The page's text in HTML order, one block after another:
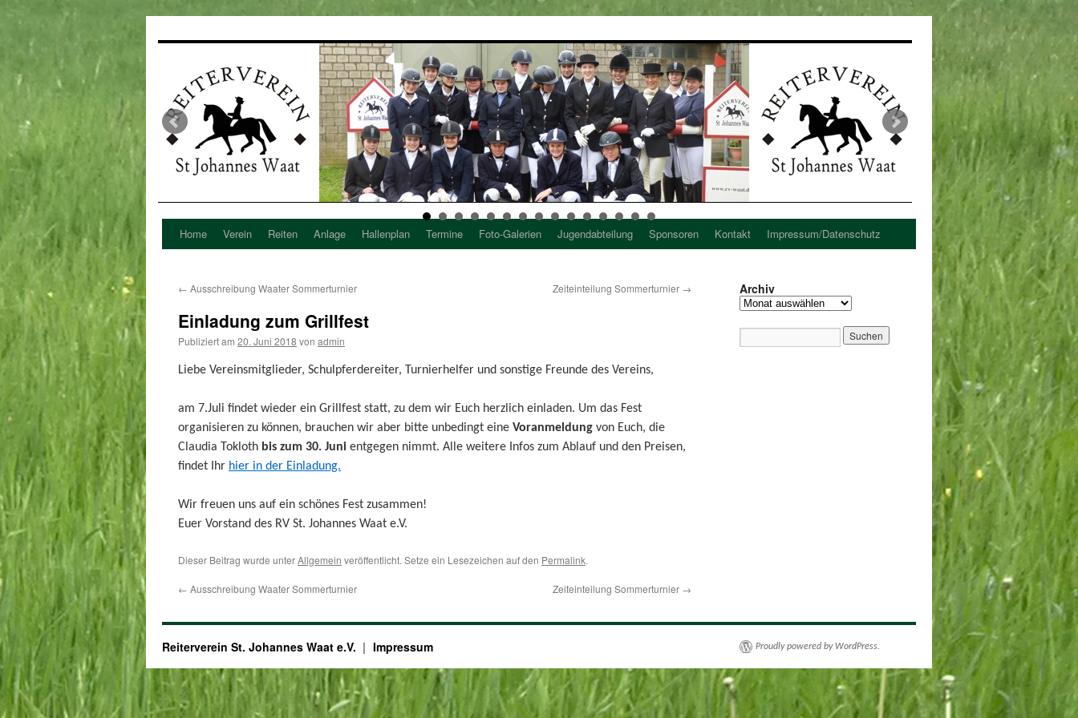
Zum
springen
Home Verein Reiten Anlage Hallenplan Termine Foto-Galerien Jugendabteilung Sponsoren Kontakt Impressum/Datenschutz
← Ausschreibung Waater Sommerturnier Zeiteinteilung Sommerturnier →
Einladung zum Grillfest
Publiziert am 20. Juni 2018 von admin
Liebe Vereinsmitglieder, Schulpferdereiter, Turnierhelfer und sonstige Freunde des Vereins,
am 7.Juli findet wieder ein Grillfest statt, zu dem wir Euch herzlich einladen. Um das Fest
organisieren zu können, brauchen wir aber bitte unbedingt eine Voranmeldung von Euch, die
Claudia Tokloth bis zum 30. Juni entgegen nimmt. Alle weitere Infos zum Ablauf und den Preisen,
findet Ihr hier in der Einladung.
Wir freuen uns auf ein schönes Fest zusammen!
Euer Vorstand des RV St. Johannes Waat e.V.
Dieser Beitrag wurde unterAllgemein veröffentlicht. Setze ein Lesezeichen auf den Permalink.
← Ausschreibung Waater Sommerturnier Zeiteinteilung Sommerturnier →
Archiv
Archiv
Reiterverein St. Johannes Waat e.V. Impressum Proudly powered by WordPress.